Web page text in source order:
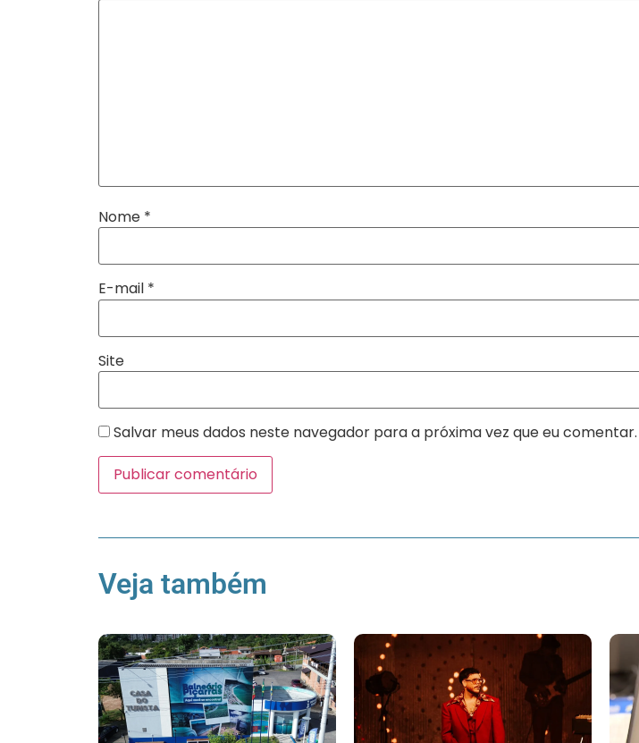
Nome *
E-mail *
Site
Salvar meus dados neste navegador para a próxima vez que eu comentar.
Veja também